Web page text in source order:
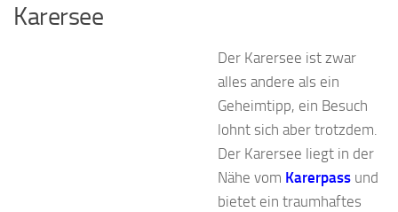
Karersee
Der Karersee ist zwar
alles andere als ein
Geheimtipp, ein Besuch
lohnt sich aber trotzdem.
Der Karersee liegt in der
Nähe vom Karerpass und
bietet ein traumhaftes